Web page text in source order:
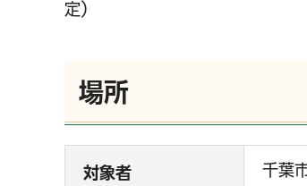
定）
場所
対象者
千葉